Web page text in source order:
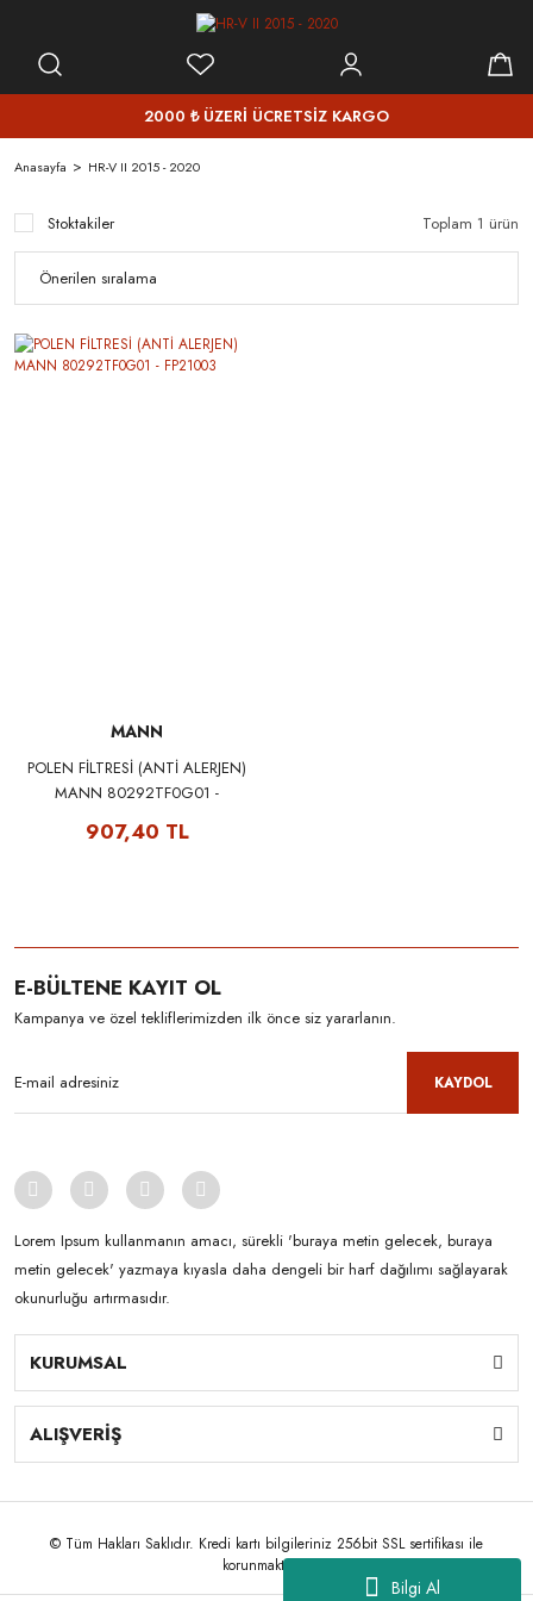
Bilgi Al
2000 ₺ ÜZERİ ÜCRETSİZ KARGO
Anasayfa HR-V II 2015 - 2020
Stoktakiler Toplam 1 ürün
MANN
POLEN FİLTRESİ (ANTİ ALERJEN)
MANN 80292TF0G01 -
907,40 TL
E-BÜLTENE KAYIT OL
Kampanya ve özel tekliflerimizden ilk önce siz yararlanın.
KAYDOL
Lorem Ipsum kullanmanın amacı, sürekli 'buraya metin gelecek, buraya
metin gelecek' yazmaya kıyasla daha dengeli bir harf dağılımı sağlayarak
okunurluğu artırmasıdır.
KURUMSAL
ALIŞVERİŞ
© Tüm Hakları Saklıdır. Kredi kartı bilgileriniz 256bit SSL sertifikası ile
korunmaktadır.